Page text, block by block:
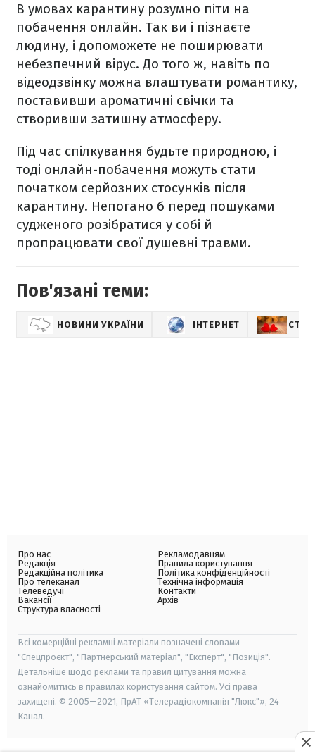
В умовах карантину розумно піти на
побачення онлайн. Так ви і пізнаєте
людину, і допоможете не поширювати
небезпечний вірус. До того ж, навіть по
відеодзвінку можна влаштувати романтику,
поставивши ароматичні свічки та
створивши затишну атмосферу.
Під час спілкування будьте природною, і
тоді онлайн-побачення можуть стати
початком серйозних стосунків після
карантину. Непогано б перед пошуками
судженого розібратися у собі й
пропрацювати свої душевні травми.
Пов'язані теми:
НОВИНИ УКРАЇНИ ІНТЕРНЕТ
Про нас
Редакція
Редакційна політика
Про телеканал
Телеведучі
Вакансії
Структура власності
Рекламодавцям
Правила користування
Політика конфіденційності
Технічна інформація
Контакти
Архів
Всі комерційні рекламні матеріали позначені словами
"Спецпроєкт", "Партнерський матеріал", "Експерт", "Позиція".
Детальніше щодо реклами та правил цитування можна
ознайомитись в правилах користування сайтом. Усі права
захищені. © 2005—2021, ПрАТ «Телерадіокомпанія "Люкс"», 24
Канал.